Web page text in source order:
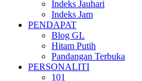
Indeks Jauhari
Indeks Jam
PENDAPAT
Blog GL
Hitam Putih
Pandangan Terbuka
PERSONALITI
101